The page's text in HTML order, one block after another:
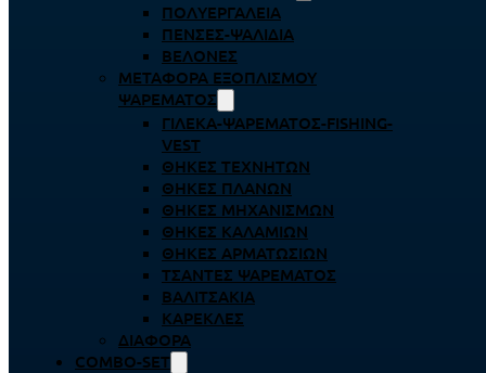
ΠΟΛΥΕΡΓΑΛΕΊΑ
ΠΈΝΣΕΣ-ΨΑΛΊΔΙΑ
ΒΕΛΌΝΕΣ
ΜΕΤΑΦΟΡΆ ΕΞΟΠΛΙΣΜΟΎ
ΨΑΡΈΜΑΤΟΣ
ΓΙΛΈΚΑ-ΨΑΡΈΜΑΤΟΣ-FISHING-
VEST
ΘΉΚΕΣ ΤΕΧΝΗΤΏΝ
ΘΉΚΕΣ ΠΛΆΝΩΝ
ΘΉΚΕΣ ΜΗΧΑΝΙΣΜΏΝ
ΘΉΚΕΣ ΚΑΛΑΜΙΏΝ
ΘΉΚΕΣ ΑΡΜΑΤΩΣΙΏΝ
ΤΣΆΝΤΕΣ ΨΑΡΈΜΑΤΟΣ
ΒΑΛΙΤΣΆΚΙΑ
ΚΑΡΈΚΛΕΣ
ΔΙΆΦΟΡΑ
COMBO-SET